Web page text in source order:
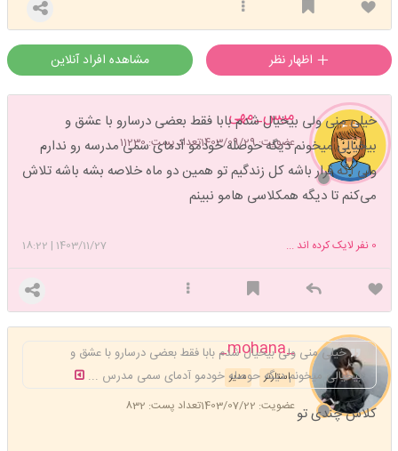
مشاهده افراد آنلاین
میس_مهی
عضویت: 1403/09/29 تعداد پست: 11230
خیلی منی ولی بیخیال شدم بابا فقط بعضی درسارو با عشق و
بیخیالی میخونم دیگه حوصله خودمو آدمای سمی مدرسه رو ندارم
ولی اگه قرار باشه کل زندگیم تو همین دو ماه خلاصه بشه باشه تلاش
می‌کنم تا دیگه همکلاسی هامو نبینم
1403/11/27
|
18:22 0 نفر لایک کرده اند ...
_mohana_
مدیر استارتر
عضویت: 1403/07/22 تعداد پست: 832
خیلی منی ولی بیخیال شدم بابا فقط بعضی درسارو با عشق و
بیخیالی میخونم دیگه حوصله خودمو آدمای سمی مدرس ...
کلاس چندی تو